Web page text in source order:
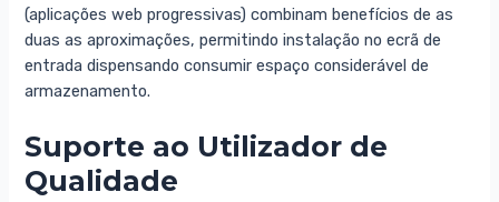
(aplicações web progressivas) combinam benefícios de as
duas as aproximações, permitindo instalação no ecrã de
entrada dispensando consumir espaço considerável de
armazenamento.
Suporte ao Utilizador de
Qualidade